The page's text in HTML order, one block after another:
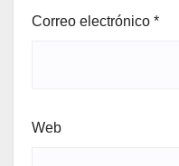
Correo electrónico *
Web